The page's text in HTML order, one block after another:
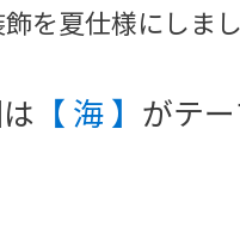
を夏仕様にしま
【 海 】 がテ